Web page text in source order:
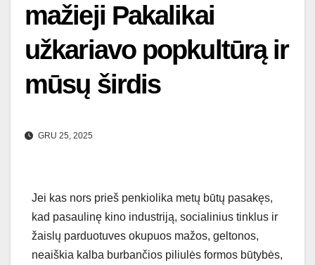
mažieji Pakalikai
užkariavo popkultūrą ir
mūsų širdis
GRU 25, 2025
Jei kas nors prieš penkiolika metų būtų pasakęs,
kad pasaulinę kino industriją, socialinius tinklus ir
žaislų parduotuves okupuos mažos, geltonos,
neaiškia kalba burbančios piliulės formos būtybės,